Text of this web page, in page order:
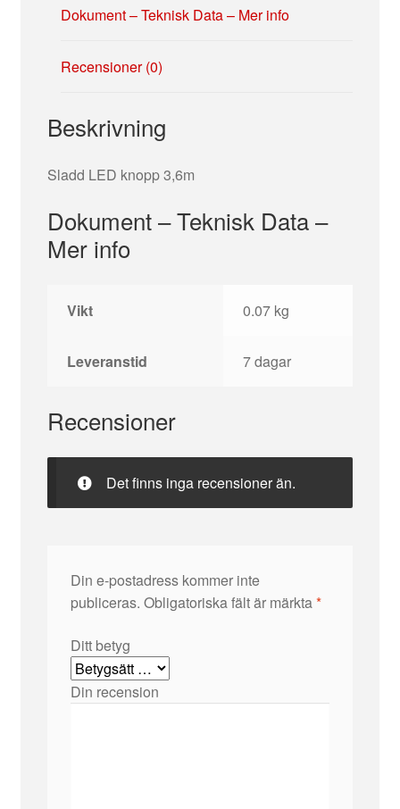
Dokument – Teknisk Data – Mer info
Recensioner (0)
Beskrivning
Sladd LED knopp 3,6m
Dokument – Teknisk Data –
Mer info
Vikt 0.07 kg
Leveranstid 7 dagar
Recensioner
Det finns inga recensioner än.
Din e-postadress kommer inte
publiceras. Obligatoriska fält är märkta*
Ditt betyg
Din recension